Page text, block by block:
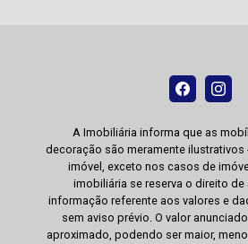
A Imobiliária informa que as
decoração são meramente ilustrativos
imóvel, exceto nos casos de
imobiliária se reserva o direito de
informação referente aos valores e
sem aviso prévio. O valor
aproximado, podendo ser maior,